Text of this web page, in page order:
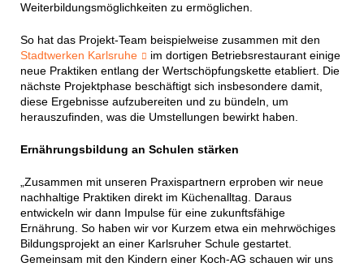
Weiterbildungsmöglichkeiten zu ermöglichen.
So hat das Projekt-Team beispielweise zusammen mit den
Stadtwerken Karlsruhe
im dortigen Betriebsrestaurant einige
neue Praktiken entlang der Wertschöpfungskette etabliert. Die
nächste Projektphase beschäftigt sich insbesondere damit,
diese Ergebnisse aufzubereiten und zu bündeln, um
herauszufinden, was die Umstellungen bewirkt haben.
Ernährungsbildung an Schulen stärken
„Zusammen mit unseren Praxispartnern erproben wir neue
nachhaltige Praktiken direkt im Küchenalltag. Daraus
entwickeln wir dann Impulse für eine zukunftsfähige
Ernährung. So haben wir vor Kurzem etwa ein mehrwöchiges
Bildungsprojekt an einer Karlsruher Schule gestartet.
Gemeinsam mit den Kindern einer Koch-AG schauen wir uns